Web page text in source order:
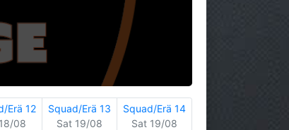
Erä 12
08
Squad/Erä 13
Sat 19/08
Squad/Erä 14
Sat 19/08